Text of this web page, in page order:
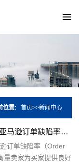
位置: 首页>>新闻中心
什么是亚马逊订单缺陷率,亚马逊订单缺陷率超过1%怎么办
订单缺陷率（Order
量卖家为买家提供良好